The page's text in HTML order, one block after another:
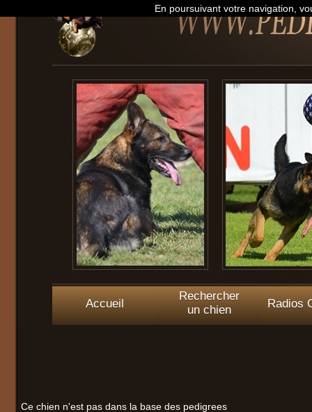
Accueil
Rechercher
un chien
Radios
Ce chien n'est pas dans la base des pedigrees
En poursuivant votre navigation,